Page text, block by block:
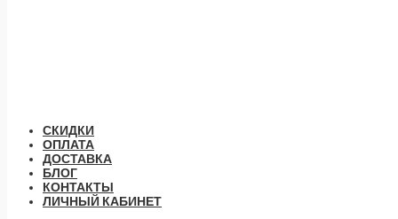
СКИДКИ
ОПЛАТА
ДОСТАВКА
БЛОГ
КОНТАКТЫ
ЛИЧНЫЙ КАБИНЕТ